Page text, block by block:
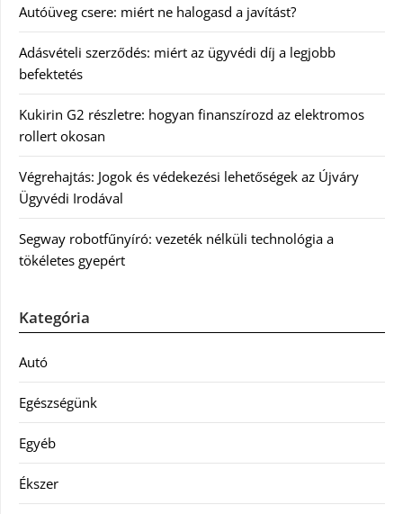
Autóüveg csere: miért ne halogasd a javítást?
Adásvételi szerződés: miért az ügyvédi díj a legjobb
befektetés
Kukirin G2 részletre: hogyan finanszírozd az elektromos
rollert okosan
Végrehajtás: Jogok és védekezési lehetőségek az Újváry
Ügyvédi Irodával
Segway robotfűnyíró: vezeték nélküli technológia a
tökéletes gyepért
Kategória
Autó
Egészségünk
Egyéb
Ékszer